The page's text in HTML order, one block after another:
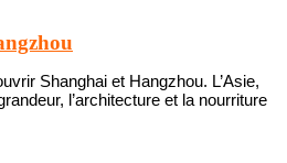
Shanghai et Hangzhou. L’Asie,
l’architecture et la nourriture